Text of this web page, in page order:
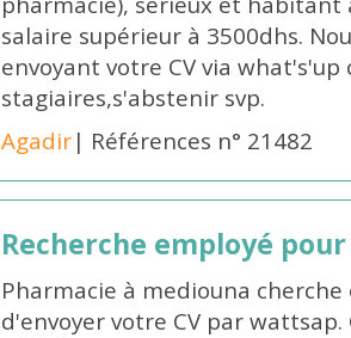
salaire supérieur à 3500dhs.
envoyant votre CV via
stagiaires,s'abstenir svp.
Agadir| Références n° 21482
Recherche employé
Pharmacie à mediouna
d'envoyer votre CV par